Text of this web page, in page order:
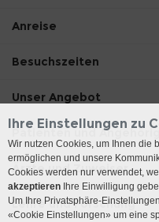
Anreise
Besuchszeiten
Unser Angebot
Patienten und
Ärzte und Zuweiser
Lehre und Forschung
Ihre Einstellungen zu
Wir nutzen Cookies, um Ihnen die
ermöglichen und unsere
Cookies werden nur verwendet,
akzeptieren Ihre Einwilligung
Um Ihre Privatsphäre-
«Cookie Einstellungen» um eine